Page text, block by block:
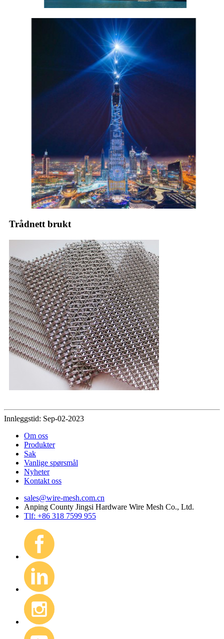
Trådnett brukt
Innleggstid: Sep-02-2023
Om oss
Produkter
Sak
Vanlige spørsmål
Nyheter
Kontakt oss
sales@wire-mesh.com.cn
Anping County Jingsi Hardware Wire Mesh Co., Ltd.
Tlf: +86 318 7599 955